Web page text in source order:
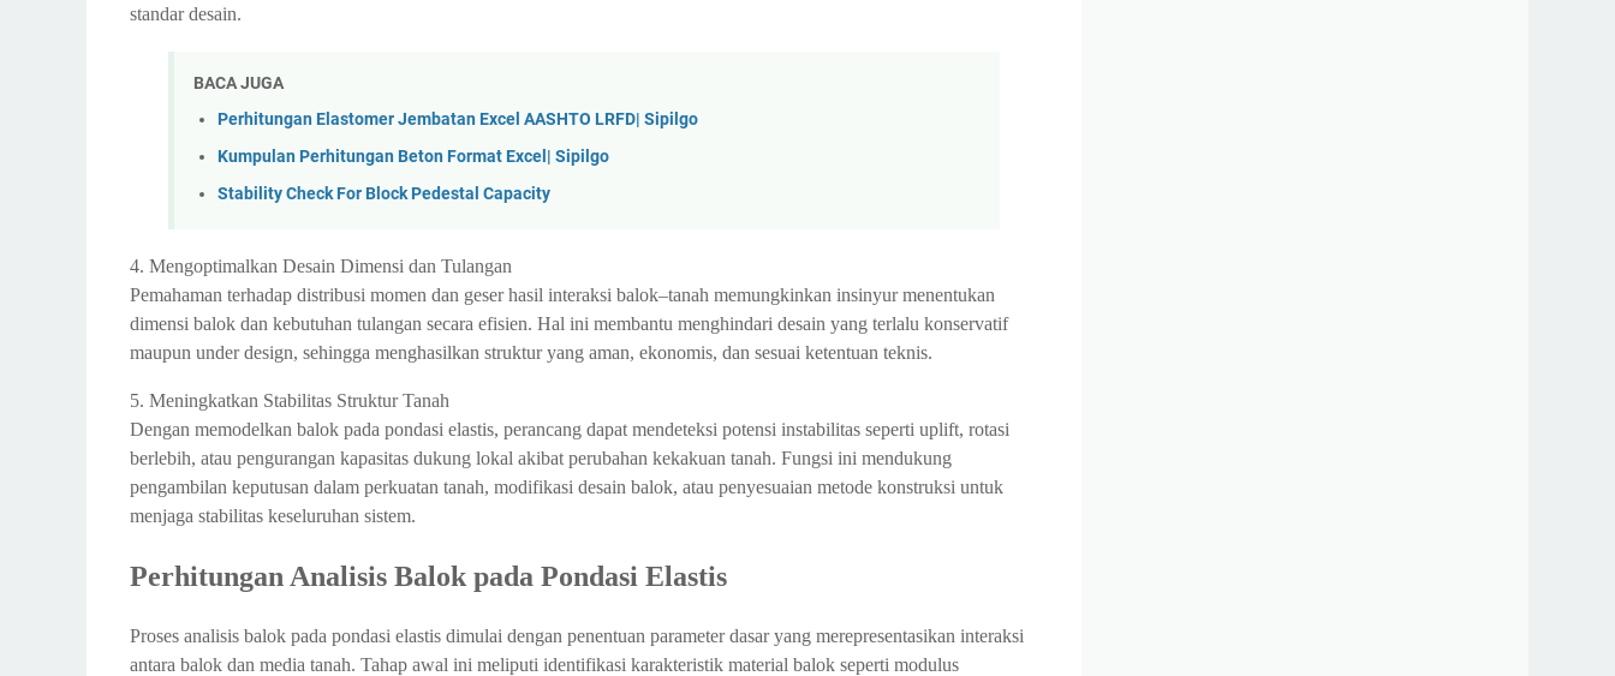
standar desain.
BACA JUGA
Perhitungan Elastomer Jembatan Excel AASHTO LRFD| Sipilgo
Kumpulan Perhitungan Beton Format Excel| Sipilgo
Stability Check For Block Pedestal Capacity
4. Mengoptimalkan Desain Dimensi dan Tulangan
Pemahaman terhadap distribusi momen dan geser hasil interaksi balok–tanah memungkinkan insinyur menentukan
dimensi balok dan kebutuhan tulangan secara efisien. Hal ini membantu menghindari desain yang terlalu konservatif
maupun under design, sehingga menghasilkan struktur yang aman, ekonomis, dan sesuai ketentuan teknis.
5. Meningkatkan Stabilitas Struktur Tanah
Dengan memodelkan balok pada pondasi elastis, perancang dapat mendeteksi potensi instabilitas seperti uplift, rotasi
berlebih, atau pengurangan kapasitas dukung lokal akibat perubahan kekakuan tanah. Fungsi ini mendukung
pengambilan keputusan dalam perkuatan tanah, modifikasi desain balok, atau penyesuaian metode konstruksi untuk
menjaga stabilitas keseluruhan sistem.
Perhitungan Analisis Balok pada Pondasi Elastis
Proses analisis balok pada pondasi elastis dimulai dengan penentuan parameter dasar yang merepresentasikan interaksi
antara balok dan media tanah. Tahap awal ini meliputi identifikasi karakteristik material balok seperti modulus